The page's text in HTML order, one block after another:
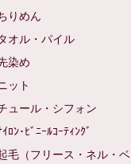
りめん
オル・パイル
染め
ット
ュール・シフォン
ｲﾛﾝ･ﾋﾞﾆｰﾙｺｰﾃｨﾝｸﾞ
毛（フリース・ネル・ベ